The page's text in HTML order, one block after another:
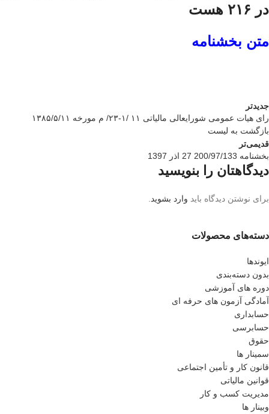
در ۲۱۶ هست
متن بخشنامه
جدیدتر
رای هیات عمومی شورایعالی مالیاتی ۱۱ /۱-۲۳/ م مورخه ۱۳۸۵/۵/۱۱
بازگشت به لیست
قدیمی‌تر
بخشنامه 200/97/133 27 اذر 1397
دیدگاهتان را بنویسید
برای نوشتن دیدگاه باید وارد بشوید
دسته‌های محصولات
ایوندها
بدون دسته‌بندی
دوره های آموزشی
آمادگی آزمون های حرفه ای
حسابداری
حسابرسی
حقوق
سمینار ها
قانون کار و تأمین اجتماعی
قوانین مالیاتی
مدیریت کسب و کار
وبینار ها